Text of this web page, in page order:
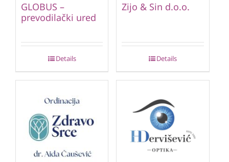
GLOBUS –
prevodilački ured
Details
Zijo & Sin d.o.o.
Details